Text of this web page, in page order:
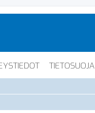
TIETOSUOJA